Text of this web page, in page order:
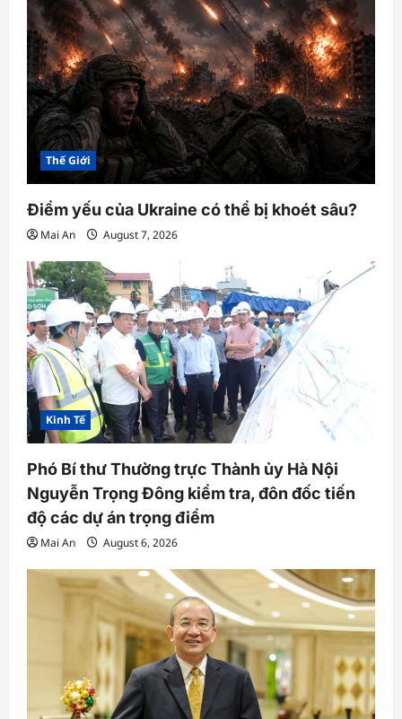
Thế Giới
Điểm yếu của Ukraine có thể bị khoét sâu?
Mai An August 7, 2026
Kinh Tế
Phó Bí thư Thường trực Thành ủy Hà Nội
Nguyễn Trọng Đông kiểm tra, đôn đốc tiến
độ các dự án trọng điểm
Mai An August 6, 2026